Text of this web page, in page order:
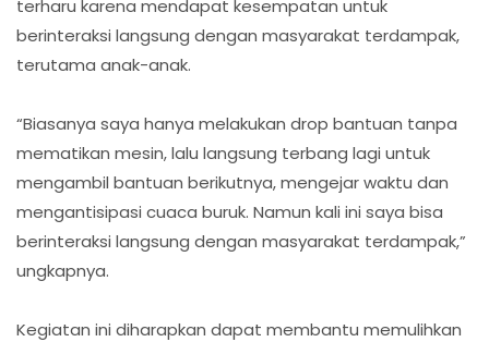
terharu karena mendapat kesempatan untuk
berinteraksi langsung dengan masyarakat terdampak,
terutama anak-anak.
“Biasanya saya hanya melakukan drop bantuan tanpa
mematikan mesin, lalu langsung terbang lagi untuk
mengambil bantuan berikutnya, mengejar waktu dan
mengantisipasi cuaca buruk. Namun kali ini saya bisa
berinteraksi langsung dengan masyarakat terdampak,”
ungkapnya.
Kegiatan ini diharapkan dapat membantu memulihkan